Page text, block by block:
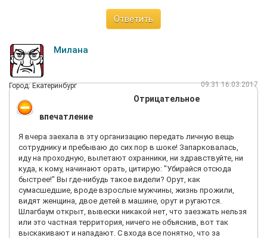
Ответить
Милана
Город: Екатеринбург 09:31 16.03.2017
Отрицательное
впечатление
Я вчера заехала в эту организацию передать личную вещь
сотруднику и пребываю до сих пор в шоке! Запарковалась,
иду на проходную, вылетают охранники, ни здравствуйте, ни
куда, к кому, начинают орать, цитирую: "Убирайся отсюда
быстрее!" Вы где-нибудь такое видели? Орут, как
сумасшедшие, вроде взрослые мужчины, жизнь прожили,
видят женщина, двое детей в машине, орут и ругаютcя.
Шлагбаум открыт, вывески никакой нет, что заезжать нельзя
или это частная территория, ничего не объяснив, вот так
выскакивают и нападают. С входа все понятно, что за